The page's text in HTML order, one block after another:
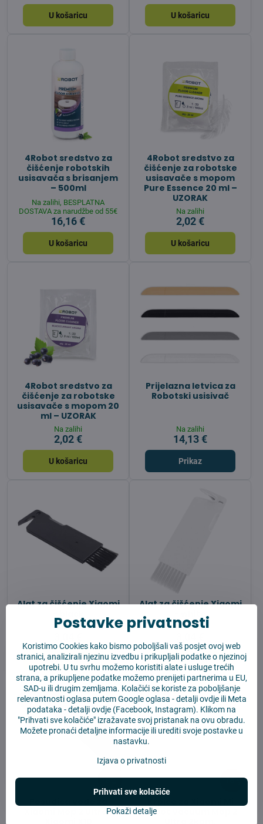
U košaricu U košaricu
4Robot sredstvo za
čišćenje robotskih
usisavača s brisanjem
– 500ml
Na zalihi, BESPLATNA
DOSTAVA za narudžbe od 55€
16,16 €
U košaricu
4Robot sredstvo za
čišćenje za robotske
usisavače s mopom
Pure Essence 20 ml –
UZORAK
Na zalihi
2,02 €
U košaricu
4Robot sredstvo za
čišćenje za robotske
usisavače s mopom 20
ml – UZORAK
Na zalihi
2,02 €
U košaricu
Prijelazna letvica za
Robotski usisivač
Na zalihi
14,13 €
Prikaz
Alat za čišćenje Xiaomi
Na zalihi
U košaricu
Alat za čišćenje Xiaomi
Na zalihi
U košaricu
8%
Xiaomi Mop 2 Ultra /
16%
Robot Vacuum Mop 2
Postavke privatnosti
Koristimo Cookies kako bismo poboljšali vaš posjet ovoj web
stranici, analizirali njezinu izvedbu i prikupljali podatke o njezinoj
upotrebi. U tu svrhu možemo koristiti alate i usluge trećih
strana, a prikupljene podatke možemo prenijeti partnerima u EU,
SAD-u ili drugim zemljama. Kolačići se koriste za poboljšanje
relevantnosti oglasa putem Google oglasa -detalji ovdjeili Meta
podataka -detalji ovdje (Facebook, Instagram). Klikom na
"Prihvati sve kolačiće" izražavate svoj pristanak na ovu obradu.
Možete pronaći detaljne informacije ili urediti svoje postavke u
nastavku.
Izjava o privatnosti
Pokaži detalje
Prihvati sve kolačiće